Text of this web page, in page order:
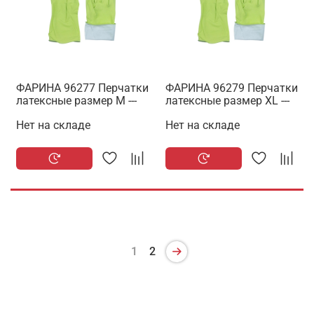
ФАРИНА 96277 Перчатки
латексные размер M ---
Нет на складе
ФАРИНА 96279 Перчатки
латексные размер XL ---
Нет на складе
1 2